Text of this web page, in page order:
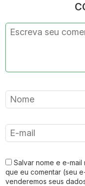
Salvar nome e e-
que eu comentar (seu
venderemos seus